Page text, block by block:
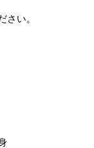
さい。